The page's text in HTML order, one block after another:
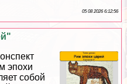
05 08 2026 6:12:56
эпохи
собой